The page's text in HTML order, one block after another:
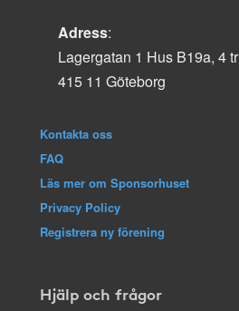
Adress:
Lagergatan 1 Hus B19a, 4 tr
415 11 Göteborg
Kontakta oss
FAQ
Läs mer om Sponsorhuset
Privacy Policy
Registrera ny förening
Hjälp och frågor